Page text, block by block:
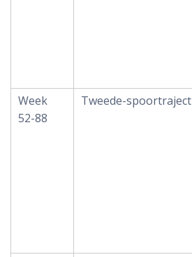
Week
52-88
Tweede-spoortraject